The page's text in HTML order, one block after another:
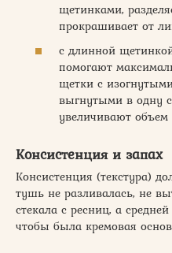
щетинками,
прокрашивает от
с длинной
помогают
щетки с
выгнутыми в одну
увеличивают
Консистенция и запах
Консистенция (текстура)
тушь не разливалась, не
стекала с ресниц, а
чтобы была кремовая